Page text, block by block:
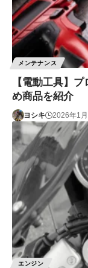
メンテナンス
【電動工具】
め商品を紹介
ヨシキ 2026年1
エンジン